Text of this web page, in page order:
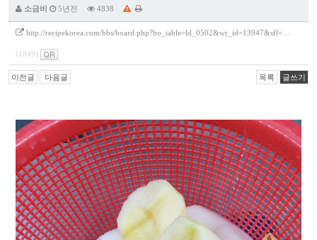
소금비 5년전 4838
http://recipekorea.com/bbs/board.php?bo_table=ld_0502&wr_id=13947&sfl=…
(1849)
이전글 다음글 목록 글쓰기